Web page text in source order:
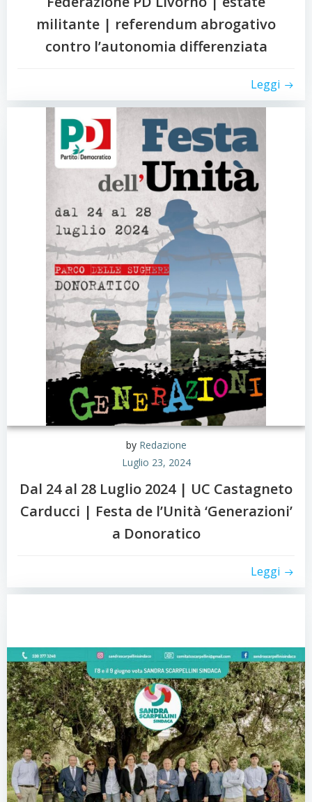
militante | referendum abrogativo
contro l’autonomia differenziata
Leggi
by Redazione
Luglio 23, 2024
Dal 24 al 28 Luglio 2024 | UC Castagneto
Carducci | Festa de l’Unità ‘Generazioni’
a Donoratico
Leggi